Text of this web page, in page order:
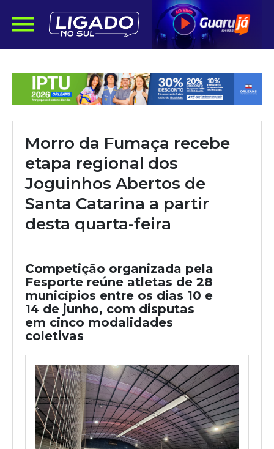
Morro da Fumaça recebe
etapa regional dos
Joguinhos Abertos de
Santa Catarina a partir
desta quarta-feira
Competição organizada pela
Fesporte reúne atletas de 28
municípios entre os dias 10 e
14 de junho, com disputas
em cinco modalidades
coletivas